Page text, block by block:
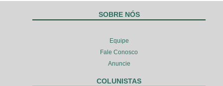
SOBRE NÓS
Equipe
Fale Conosco
Anuncie
COLUNISTAS